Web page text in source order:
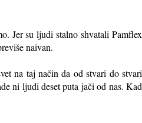
Jer su ljudi stalno shvatali Pamflex
naivan.
na taj način da od stvari do stvari
ni ljudi deset puta jači od nas. Kad